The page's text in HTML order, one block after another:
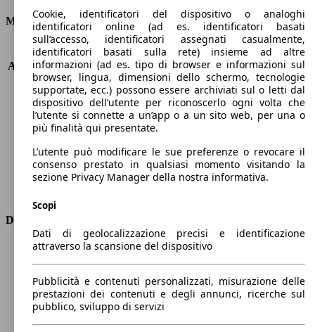
Motore e Prestazioni
KW (PS)
114 kW (155 PS)
Accelerazione (0-100 km/h) 8.7s
Velocità massima (km/h)
200 km/h
Numero di marce
7
Coppia
190 nm
Cilindrata
999 ccm
Cilindri
3
Trasmissione
Automatico
Dimensioni
Lunghezza
4210 mm
Altezza
1540 mm
Larghezza
1810 mm
Passo
2590 mm
Peso massimo
1830 kg
Carico massimo
-
Cookie, identificatori del dispositivo o analoghi
identificatori online (ad es. identificatori basati
sull’accesso, identificatori assegnati casualmente,
identificatori basati sulla rete) insieme ad altre
informazioni (ad es. tipo di browser e informazioni sul
browser, lingua, dimensioni dello schermo, tecnologie
supportate, ecc.) possono essere archiviati sul o letti dal
dispositivo dell’utente per riconoscerlo ogni volta che
l’utente si connette a un’app o a un sito web, per una o
più finalità qui presentate.
L’utente può modificare le sue preferenze o revocare il
consenso prestato in qualsiasi momento visitando la
sezione Privacy Manager della nostra informativa.
Scopi
Dati di geolocalizzazione precisi e identificazione
attraverso la scansione del dispositivo
Pubblicità e contenuti personalizzati, misurazione delle
prestazioni dei contenuti e degli annunci, ricerche sul
pubblico, sviluppo di servizi